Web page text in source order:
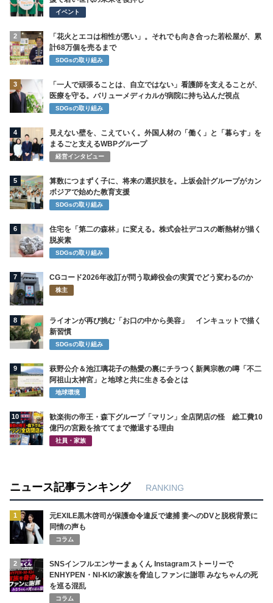
イベント
2
「花火とエコは相性が悪い」。それでも向き合った若松屋が、累
計68万個を売るまで
SDGsの取り組み
3
「一人で頑張ることは、自立ではない」看護師を支えることが、
医療を守る。バリューメディカルが病院に持ち込んだ視点
SDGsの取り組み
4
見えない壁を、こえていく。外国人材の「働く」と「暮らす」を
まるごと支えるWBPグループ
経営インタビュー
5
算数につまずく子に、将来の選択肢を。上坂会計グループがカン
ボジアで始めた教育支援
SDGsの取り組み
6
住宅を「第二の森林」に変える。株式会社デコスの断熱材が描く
脱炭素
SDGsの取り組み
7 CGコード2026年改訂が問う取締役会の実質でどう変わるのか
株主
8
ライオンが再び挑む「お口の中から美容」 インキュットで描く
新習慣
SDGsの取り組み
9
萩野公介＆池江璃花子の熱愛の裏にチラつく新興宗教の噂「不二
阿祖山太神宮」と地球と共に生きる会とは
地球環境
10
歓楽街の帝王・森下グループ「マリン」全店閉店の怪 総工費10
億円の宮殿を捨ててまで撤退する理由
社員・家族
ニュース記事ランキング RANKING
1
元EXILE黒木啓司が保護命令違反で逮捕 妻へのDVと脱税背景に
同情の声も
コラム
2
SNSインフルエンサーまぁくん Instagramストーリーで
ENHYPEN・NI-KIの家族を脅迫しファンに謝罪 みなちゃんの死
を巡る混乱
コラム